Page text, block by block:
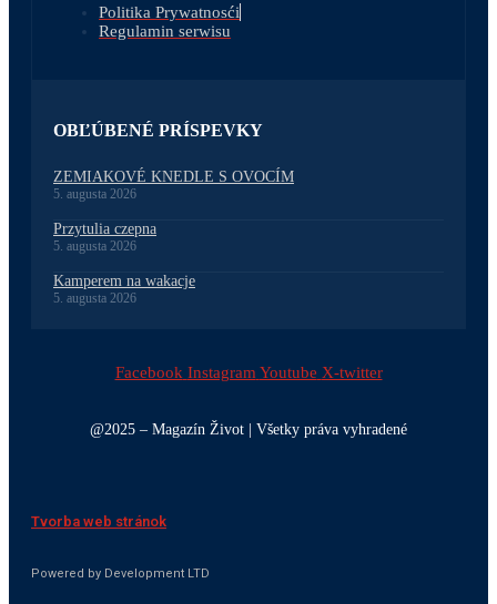
Politika Prywatnosći
Regulamin serwisu
OBĽÚBENÉ PRÍSPEVKY
ZEMIAKOVÉ KNEDLE S OVOCÍM
5. augusta 2026
Przytulia czepna
5. augusta 2026
Kamperem na wakacje
5. augusta 2026
Facebook Instagram Youtube X-twitter
@2025 – Magazín Život | Všetky práva vyhradené
Tvorba web stránok
Powered by Development LTD